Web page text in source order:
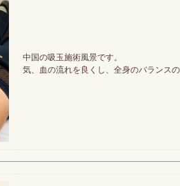
中国の吸玉施術風景です。
気、血の流れを良くし、全身のバランス